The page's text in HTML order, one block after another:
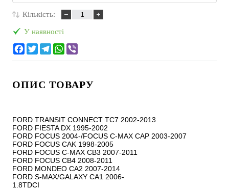
Кількість:
У наявності
ОПИС ТОВАРУ
FORD TRANSIT CONNECT TC7 2002-2013
FORD FIESTA DX 1995-2002
FORD FOCUS 2004-/FOCUS C-MAX CAP 2003-2007
FORD FOCUS CAK 1998-2005
FORD FOCUS C-MAX CB3 2007-2011
FORD FOCUS CB4 2008-2011
FORD MONDEO CA2 2007-2014
FORD S-MAX/GALAXY CA1 2006-
1.8TDCI